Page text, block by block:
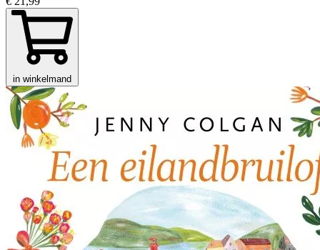
in winkelmand